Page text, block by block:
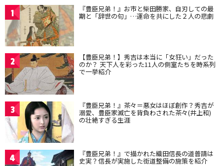
1 『豊臣兄弟！』お市と柴田勝家、自刃しての最
期と「辞世の句」…運命を共にした２人の悲劇
2 【豊臣兄弟！】秀吉は本当に「女狂い」だった
のか？ 天下人を彩った11人の側室たちを時系列
で一挙紹介
3 『豊臣兄弟！』茶々＝悪女はほぼ創作？秀吉が
溺愛、豊臣家滅亡を背負わされた茶々(井上和)
の壮絶すぎる生涯
4 『豊臣兄弟！』で描かれた織田信長の道普請は
史実？信長が実施した街道整備の施策を紹介